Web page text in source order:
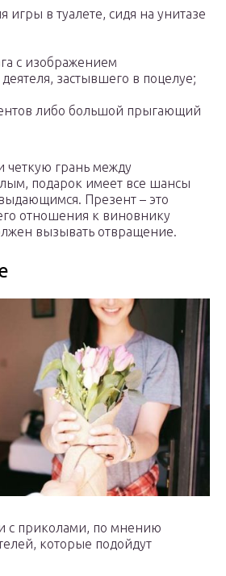
игры в туалете, сидя на унитазе
с изображением
застывшего в поцелуе;
либо большой прыгающий
четкую грань между
подарок имеет все шансы
Презент – это
отношения к виновнику
вызывать отвращение.
с приколами, по мнению
которые подойдут